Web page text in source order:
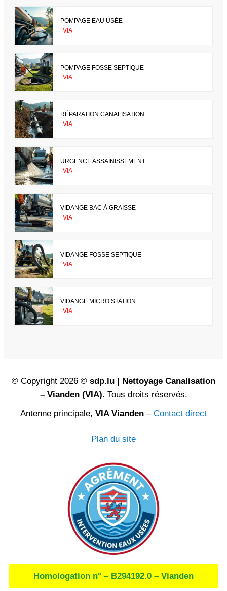
POMPAGE EAU USÉE
VIA
POMPAGE FOSSE SEPTIQUE
VIA
RÉPARATION CANALISATION
VIA
URGENCE ASSAINISSEMENT
VIA
VIDANGE BAC À GRAISSE
VIA
VIDANGE FOSSE SEPTIQUE
VIA
VIDANGE MICRO STATION
VIA
© Copyright 2026 © sdp.lu | Nettoyage Canalisation
– Vianden (VIA). Tous droits réservés.
Antenne principale, VIA Vianden – Contact direct
Plan du site
Homologation n° – B294192.0 – Vianden